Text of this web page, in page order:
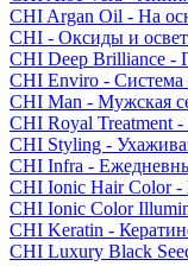
CHI Argan Oil - На
CHI - Оксиды и
CHI Deep Brilliance -
CHI Enviro - Система
CHI Man - Мужская
CHI Royal Treatment
CHI Styling -
CHI Infra -
CHI Ionic Hair Color -
CHI Ionic Color
CHI Keratin -
CHI Luxury Black